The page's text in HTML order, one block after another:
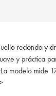
redondo y
y práctica
modelo mide